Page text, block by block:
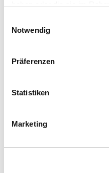
Notwendig
Präferenzen
Statistiken
Marketing
Verfügbarkeit: